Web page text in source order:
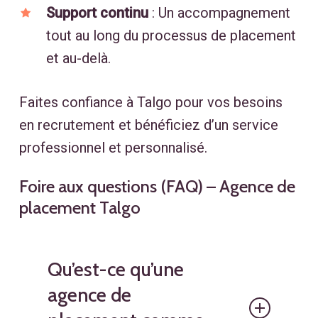
Support continu: Un accompagnement
tout au long du processus de placement
et au-delà.
Faites confiance à Talgo pour vos besoins
en recrutement et bénéficiez d’un service
professionnel et personnalisé.
Foire aux questions (FAQ) – Agence de
placement Talgo
Qu’est-ce qu’une
agence de